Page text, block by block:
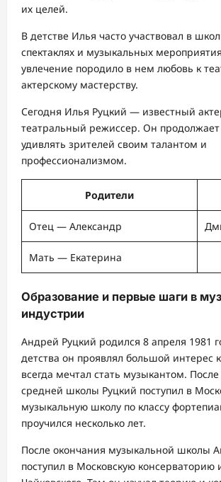
их целей.
В детстве Илья часто участвовал в
спектаклях и музыкальных
увлечение породило в нем любовь к
актерскому мастерству.
Сегодня Илья Руцкий — известный
театральный режиссер. Он продолжает
удивлять зрителей своим талантом и
профессионализмом.
Родители
Отец — Александр
Мать — Екатерина
Образование и первые шаги в
индустрии
Андрей Руцкий родился 8 апреля 1981
детства он проявлял большой интерес
всегда мечтал стать музыкантом.
средней школы Руцкий поступил в
музыкальную школу по классу
проучился несколько лет.
После окончания музыкальной школы
поступил в Московскую